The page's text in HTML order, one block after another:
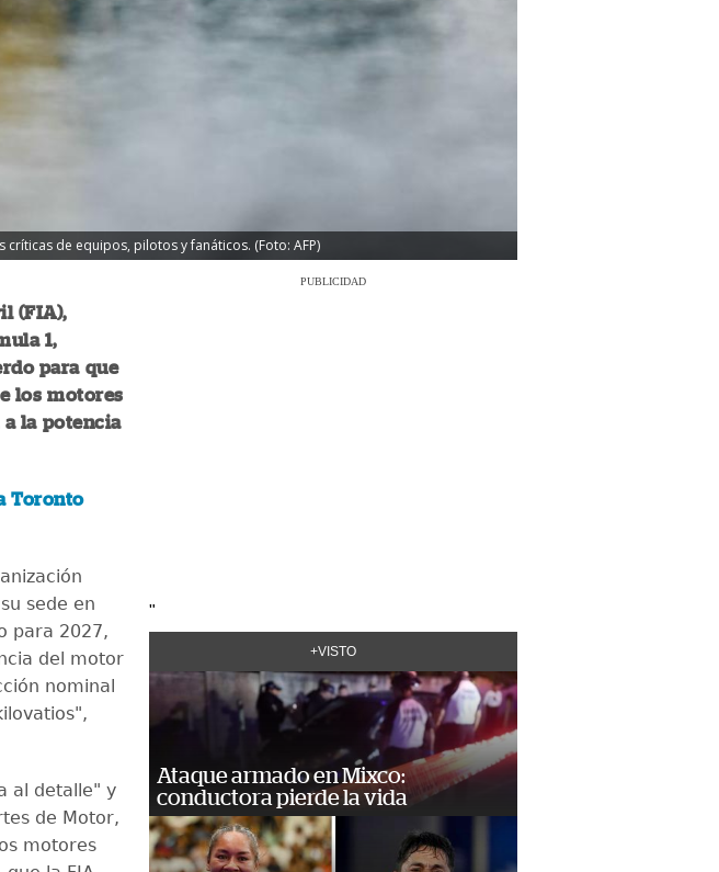
de equipos, pilotos y fanáticos. (Foto: AFP)
(FIA),
1,
para que
los motores
la potencia
Toronto
sede en
para 2027,
del motor
nominal
al detalle" y
de Motor,
motores
PUBLICIDAD
"
+VISTO
Ataque armado en Mixco:
conductora pierde la vida